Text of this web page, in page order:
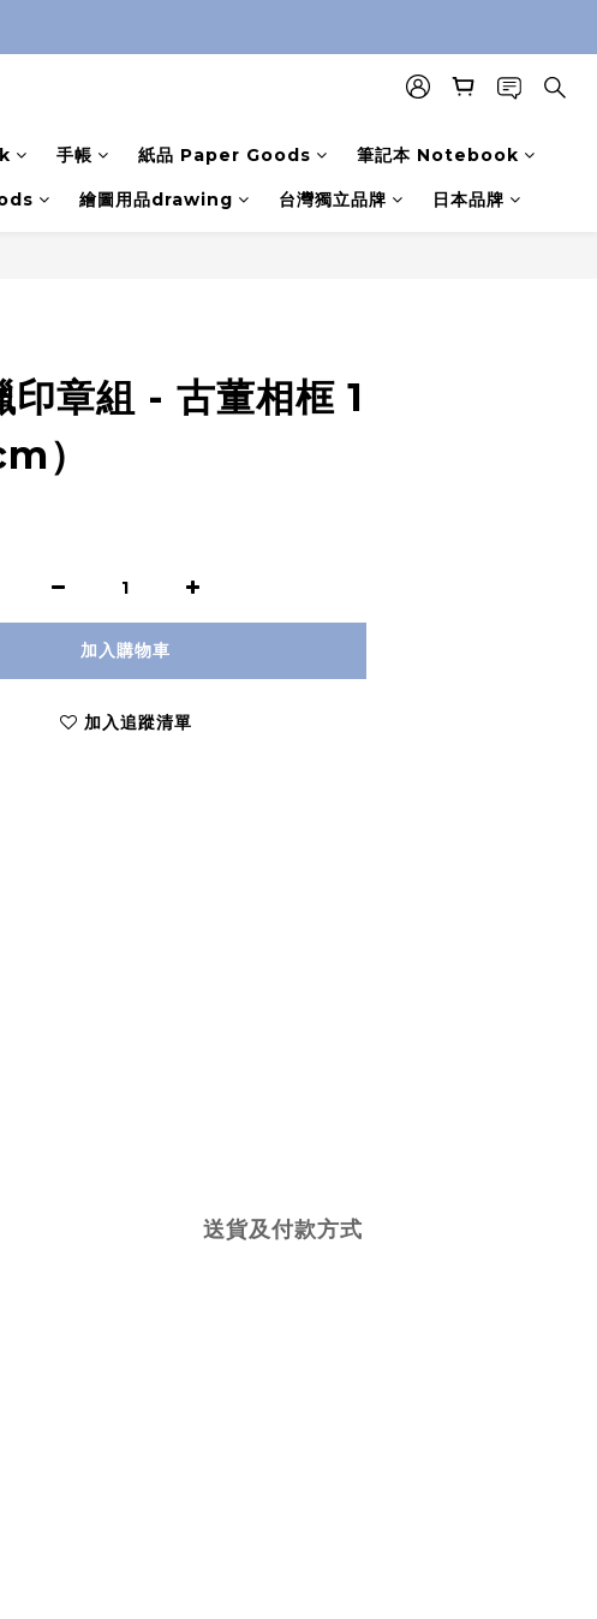
手帳 紙品 Paper Goods 筆記本 Notebook
繪圖用品drawing 台灣獨立品牌 日本品牌
印章組 - 古董相框 1
）
加入購物車
加入追蹤清單
送貨及付款方式